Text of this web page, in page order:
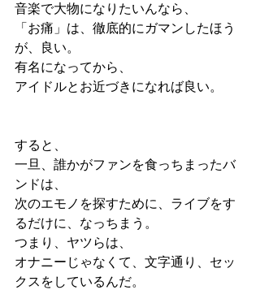
音楽で大物になりたいんなら、
「お痛」は、徹底的にガマンしたほう
が、良い。
有名になってから、
アイドルとお近づきになれば良い。
すると、
一旦、誰かがファンを食っちまったバ
ンドは、
次のエモノを探すために、ライブをす
るだけに、なっちまう。
つまり、ヤツらは、
オナニーじゃなくて、文字通り、セッ
クスをしているんだ。